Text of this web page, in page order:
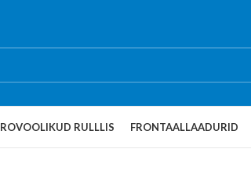
RULLLIS FRONTAALLAADURID